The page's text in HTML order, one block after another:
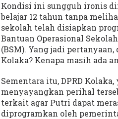
Kondisi ini sungguh ironis
belajar 12 tahun tanpa
sekolah telah disiapkan
Bantuan Operasional
(BSM). Yang jadi
Kolaka? Kenapa masih ada
Sementara itu, DPRD
menyayangkan perihal
terkait agar Putri dapat
diprogramkan oleh